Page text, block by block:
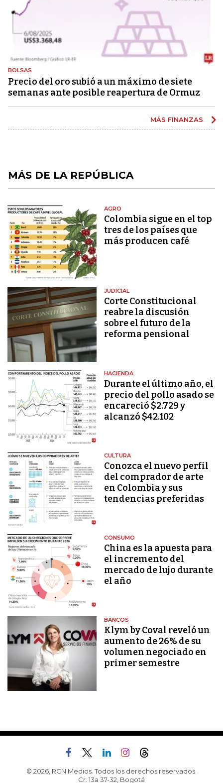
BOLSAS
Precio del oro subió a un máximo de siete
semanas ante posible reapertura de Ormuz
MÁS FINANZAS
MÁS DE LA REPÚBLICA
AGRO
Colombia sigue en el top
tres de los países que
más producen café
JUDICIAL
Corte Constitucional
reabre la discusión
sobre el futuro de la
reforma pensional
HACIENDA
Durante el último año, el
precio del pollo asado se
encareció $2.729 y
alcanzó $42.102
CULTURA
Conozca el nuevo perfil
del comprador de arte
en Colombia y sus
tendencias preferidas
CONSUMO
China es la apuesta para
el incremento del
mercado de lujo durante
el año
BANCOS
Klym by Coval reveló un
aumento de 26% de su
volumen negociado en
primer semestre
© 2026, RCN Medios. Todos los derechos reservados.
Cr. 13a 37-32, Bogotá